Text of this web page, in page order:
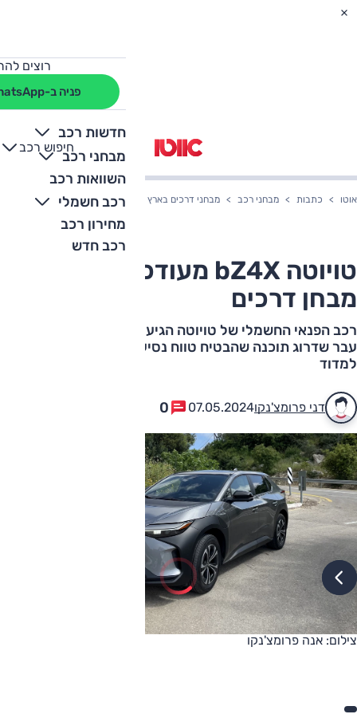
רוצים
פניה ב-WhatsApp
חדשות רכב
מבחני רכב
השוואות רכב
רכב חשמלי
מחירון רכב
רכב חדש
חיפוש רכב
+
-
אוטו כתבות מבחני רכב מבחני דרכים בארץ טויוטה bZ4X מעודכן תוכנה – מבחן דרכים
טויוטה bZ4X מעודכן תוכנה –
מבחן דרכים
עבר שדרוג תוכנה שהבטיח טווח נסיעה גדול יותר, יצאנו
למדוד
דני פרומצ'נקו07.05.2024
0
צילום: אנה פרומצ'נקו